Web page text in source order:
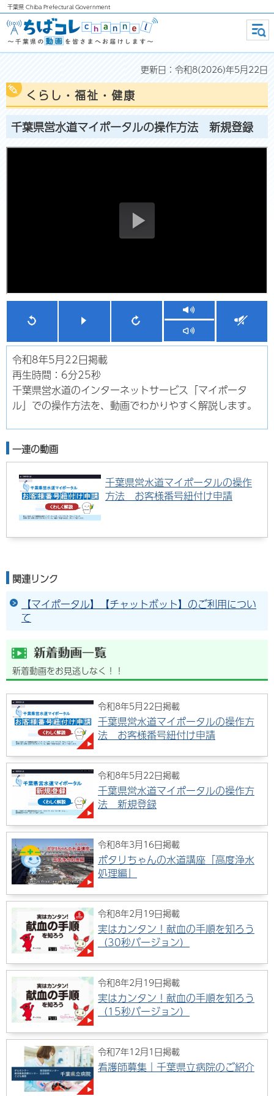
千葉県 Chiba Prefectural Government
ちばコレchannel ～千葉県の動画
を皆さまへお届けします～
メニ
ュー
更新日：令和8(2026)年5月22日
くらし・福祉・健康
千葉県営水道マイポータルの操作方法 新規登録
令和8年5月22日掲載
再生時間：6分25秒
千葉県営水道のインターネットサービス「マイポータ
ル」での操作方法を、動画でわかりやすく解説します。
一連の動画
千葉県営水道マイポータルの操作
方法 お客様番号紐付け申請
関連リンク
【マイポータル】【チャットボット】のご利用につい
て
新着動画をお見逃しなく！！
令和8年5月22日掲載
千葉県営水道マイポータルの操作方
法 お客様番号紐付け申請
令和8年5月22日掲載
千葉県営水道マイポータルの操作方
法 新規登録
令和8年3月16日掲載
ポタリちゃんの水道講座「高度浄水
処理編」
令和8年2月19日掲載
実はカンタン！献血の手順を知ろう
（30秒バージョン）
令和8年2月19日掲載
実はカンタン！献血の手順を知ろう
（15秒バージョン）
令和7年12月1日掲載
看護師募集｜千葉県立病院のご紹介